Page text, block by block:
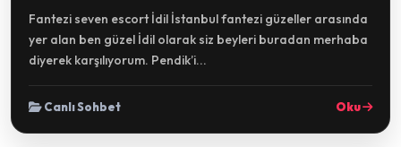
Fantezi seven escort İdil İstanbul fantezi güzeller arasında
yer alan ben güzel İdil olarak siz beyleri buradan merhaba
diyerek karşılıyorum. Pendik’i...
Canlı Sohbet Oku